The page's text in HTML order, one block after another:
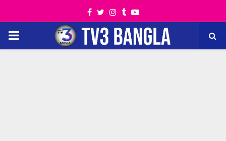
Facebook
TwitterInstagram
TumblrYoutube
PRIMARY